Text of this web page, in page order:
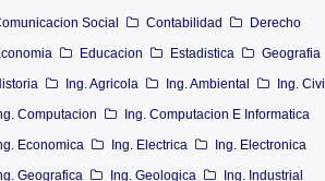
Social
Contabilidad
Derecho
Educacion Estadistica
Geografia
Ing. Agricola Ing. Ambiental
Ing. Civil
Computacion
Ing. Computacion E Informatica
Economica
Ing. Electrica
Ing. Electronica
Geografica
Ing. Geologica
Ing. Industrial